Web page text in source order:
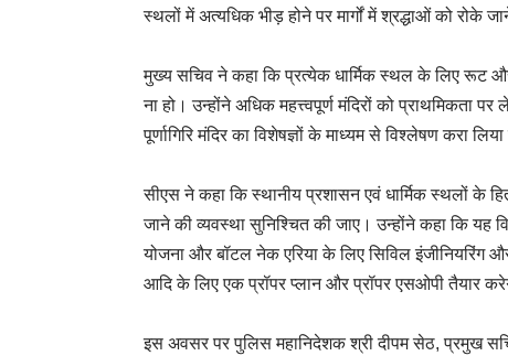
स्थलों में अत्यधिक भीड़ होने पर मार्गों में श्रद्धाओं को रोके
मुख्य सचिव ने कहा कि प्रत्येक धार्मिक स्थल के लिए रूट
ना हो। उन्होंने अधिक महत्त्वपूर्ण मंदिरों को प्राथमिकता
पूर्णागिरि मंदिर का विशेषज्ञों के माध्यम से विश्लेषण करा लिया
सीएस ने कहा कि स्थानीय प्रशासन एवं धार्मिक स्थलों के
जाने की व्यवस्था सुनिश्चित की जाए। उन्होंने कहा कि यह
योजना और बॉटल नेक एरिया के लिए सिविल इंजीनियरिंग
आदि के लिए एक प्रॉपर प्लान और प्रॉपर एसओपी तैयार
इस अवसर पर पुलिस महानिदेशक श्री दीपम सेठ, प्रमुख